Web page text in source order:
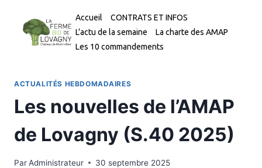
contenu
Accueil
CONTRATS ET INFOS
L’actu de la semaine
La charte des AMAP
Les 10 commandements
ACTUALITÉS HEBDOMADAIRES
Les nouvelles de l’AMAP
de Lovagny (S.40 2025)
ParAdministrateur 30 septembre 2025